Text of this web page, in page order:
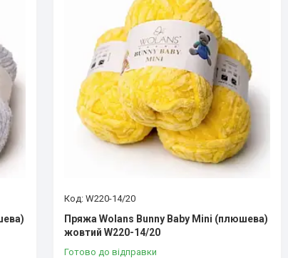
W220-14/20
Пряжа Wolans Bunny Baby Mini (плюшева)
жовтий W220-14/20
Готово до відправки